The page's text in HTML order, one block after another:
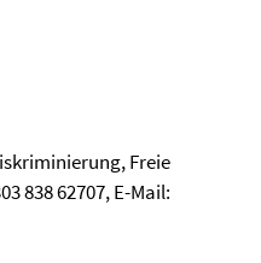
Freie
838 62707, E-Mail: